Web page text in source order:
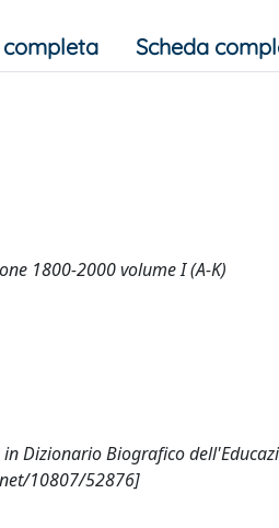
completa Scheda
1800-2000 volume I (A-K)
in Dizionario Biografico
10807/52876]